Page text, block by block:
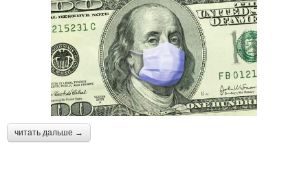
читать дальше →